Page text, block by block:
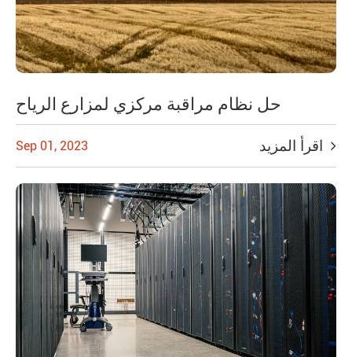
حل نظام مراقبة مركزي لمزارع الرياح
Sep 01, 2023